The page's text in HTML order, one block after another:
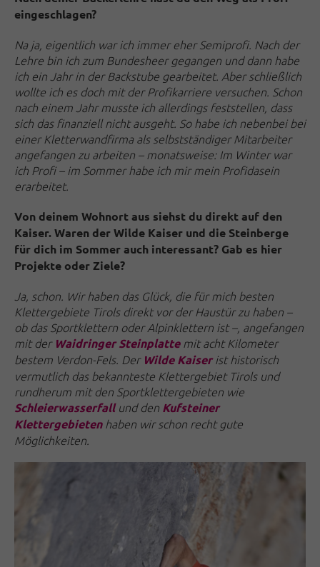
eingeschlagen?
Na ja, eigentlich war ich immer eher Semiprofi. Nach der
Lehre bin ich zum Bundesheer gegangen und dann habe
ich ein Jahr in der Backstube gearbeitet. Aber schließlich
wollte ich es doch mit der Profikarriere versuchen. Schon
nach einem Jahr musste ich allerdings feststellen, dass
sich das finanziell nicht ausgeht. So habe ich nebenbei bei
einer Kletterwandfirma als selbstständiger Mitarbeiter
angefangen zu arbeiten – monatsweise: Im Winter war
ich Profi – im Sommer habe ich mir mein Profidasein
erarbeitet.
Von deinem Wohnort aus siehst du direkt auf den
Kaiser. Waren der Wilde Kaiser und die Steinberge
für dich im Sommer auch interessant? Gab es hier
Projekte oder Ziele?
Ja, schon. Wir haben das Glück, die für mich besten
Klettergebiete Tirols direkt vor der Haustür zu haben –
ob das Sportklettern oder Alpinklettern ist –, angefangen
mit der Waidringer Steinplattemit acht Kilometer
bestem Verdon-Fels. Der Wilde Kaiserist historisch
vermutlich das bekannteste Klettergebiet Tirols und
rundherum mit den Sportklettergebieten wie
Schleierwasserfallund den Kufsteiner
Klettergebietenhaben wir schon recht gute
Möglichkeiten.